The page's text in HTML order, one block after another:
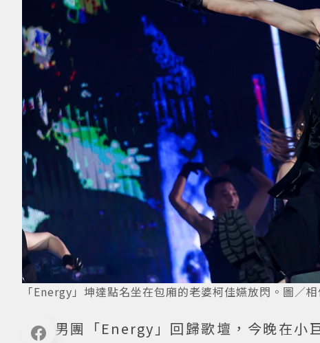
「Energy」坤達點名坐在包廂的老婆柯佳嬿放閃。圖／
男團「Energy」回歸歌壇，今晚在小